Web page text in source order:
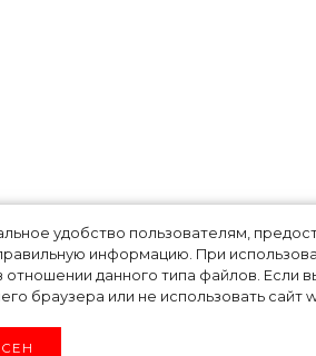
удобство пользователям,
информацию. При
данного типа файлов. Если
браузера или не использовать сайт
2020: 3